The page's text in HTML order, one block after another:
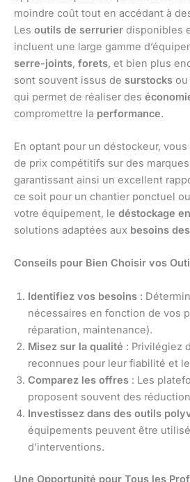
moindre coût tout en accédant à
Les outils de serrurier disponibles
incluent une large gamme
serre-joints, forets, et bien plus
sont souvent issus de surstocks ou
qui permet de réaliser des
compromettre la performance.
En optant pour un déstockeur,
de prix compétitifs sur des
garantissant ainsi un excellent
ce soit pour un chantier ponctuel
votre équipement, le déstockage
solutions adaptées aux besoins
Conseils pour Bien Choisir vos
Identifiez vos besoins :
nécessaires en fonction de vos
réparation, maintenance).
Misez sur la qualité : Privilégiez
reconnues pour leur fiabilité et
Comparez les offres : Les
proposent souvent des
Investissez dans des outils
équipements peuvent être
d’interventions.
Une Opportunité pour Tous les